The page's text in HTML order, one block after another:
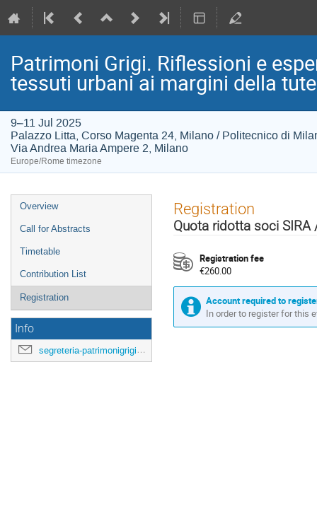
Patrimoni Grigi. Riflessioni e
tessuti urbani ai margini della
9–11 Jul 2025
Palazzo Litta, Corso Magenta 24, Milano / Politecnico di
Via Andrea Maria Ampere 2, Milano
Europe/Rome timezone
Event
menu
Overview
Call for Abstracts
Timetable
Contribution List
Registration
Info
segreteria-patrimonigrigi-dastu@polimi.it
Registration
Quota ridotta soci
Registration fee
€260.00
Account required to
In order to register for this